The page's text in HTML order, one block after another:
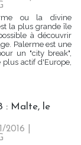
ou la divine
la plus grande île
à découvrir
Palerme est une
un "city break",
actif d'Europe,
: Malte, le
2016